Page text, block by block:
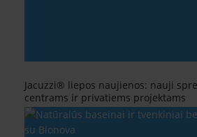
Jacuzzi® liepos naujienos: nauji
centrams ir privatiems projektams